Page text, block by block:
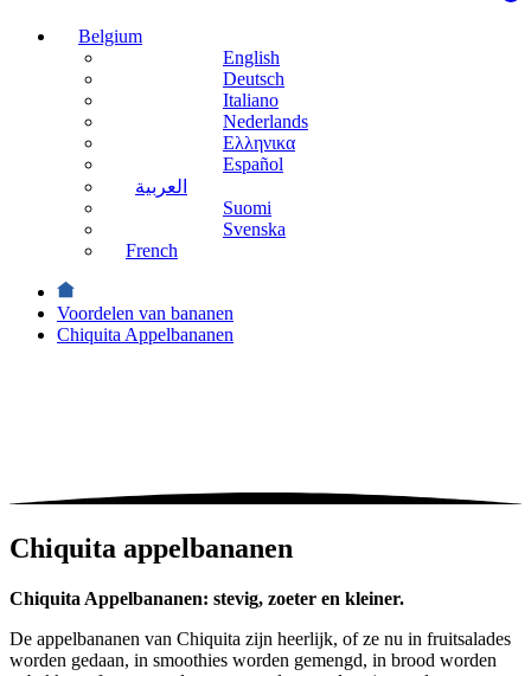
Belgium
English
Deutsch
Italiano
Nederlands
Ελληνικα
Español
العربية
Suomi
Svenska
French
Voordelen van bananen
Chiquita Appelbananen
Chiquita appelbananen
Chiquita Appelbananen: stevig, zoeter en kleiner.
De appelbananen van Chiquita zijn heerlijk, of ze nu in fruitsalades
worden gedaan, in smoothies worden gemengd, in brood worden